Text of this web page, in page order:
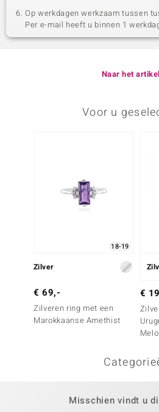
Op werkdagen werkzaam tussen
Per e-mail heeft u binnen 1
Naar het artikel
Voor u
18-19
Zilver
€ 69,-
Zilveren ring met een
Marokkaanse Amethist
€
Misschien vindt u